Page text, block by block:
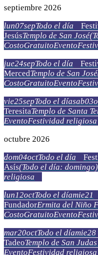
septiembre 2026
lun07sepTodo el día
JesúsTemplo de San José
CostoGratuitoEvento
jue24sepTodo el día
MercedTemplo de San José
CostoGratuitoEvento
vie25sepTodo el díasab03
TeresitaTemplo de Santa
EventoFestividad religiosa
octubre 2026
dom04octTodo el día
Asís(Todo el día: domingo)
religiosa
lun12octTodo el díamie21
FundadorErmita del Niño
CostoGratuitoEvento
mar20octTodo el díamie28
TadeoTemplo de San
EventoFestividad religiosa